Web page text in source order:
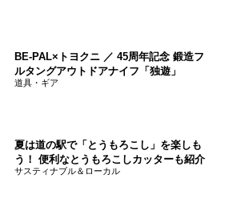
BE-PAL×トヨクニ ／ 45周年記念 鍛造フ
ルタングアウトドアナイフ「独遊」
道具・ギア
夏は道の駅で「とうもろこし」を楽しも
う！ 便利なとうもろこしカッターも紹介
サスティナブル＆ローカル